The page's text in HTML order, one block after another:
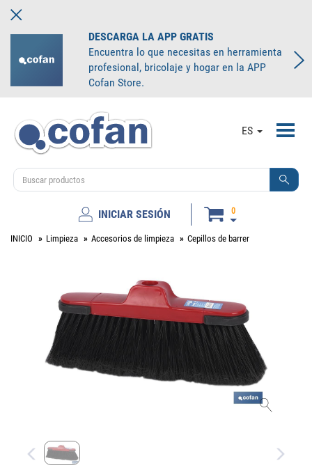
DESCARGA LA APP GRATIS
Encuentra lo que necesitas en herramienta
profesional, bricolaje y hogar en la APP
Cofan Store.
ES
INICIAR SESIÓN 0
INICIO Limpieza Accesorios de limpieza Cepillos de barrer